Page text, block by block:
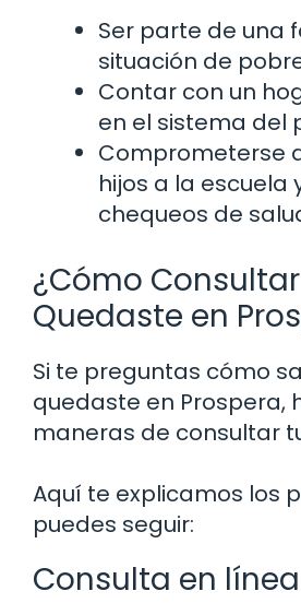
Ser parte de una
situación de
Contar con un
en el sistema del
Comprometerse
hijos a la escuela
chequeos de
¿Cómo
Quedaste en
Si te preguntas cómo
quedaste en Prospera,
maneras de consultar
Aquí te explicamos los
puedes seguir:
Consulta en línea